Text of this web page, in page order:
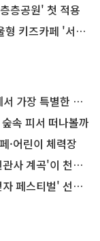
층공원' 첫 적용
'서울가족플라자점'
한 편의점의 정체
속 피서 떠나볼까
·어린이 체력장
곡'이 천국이네~
벌' 선착순 5천명